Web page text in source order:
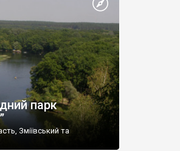
обл., Слов'янський р-н, с.
вул. 60-річчя Жовтня,
5-56-56
парк
Зміївський та